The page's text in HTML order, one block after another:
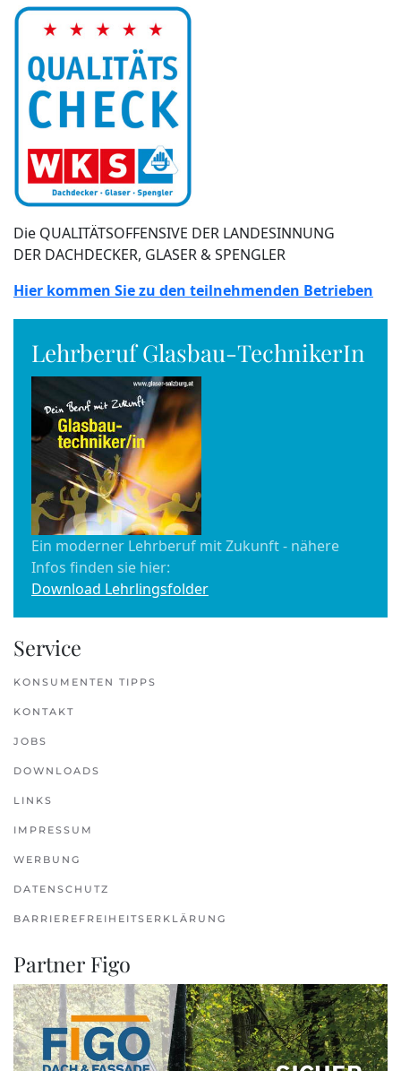
Die QUALITÄTSOFFENSIVE DER LANDESINNUNG
DER DACHDECKER, GLASER & SPENGLER
Hier kommen Sie zu den teilnehmenden Betrieben
Lehrberuf Glasbau-TechnikerIn
Ein moderner Lehrberuf mit Zukunft - nähere
Infos finden sie hier:
Download Lehrlingsfolder
Service
KONSUMENTEN TIPPS
KONTAKT
JOBS
DOWNLOADS
LINKS
IMPRESSUM
WERBUNG
DATENSCHUTZ
BARRIEREFREIHEITSERKLÄRUNG
Partner Figo